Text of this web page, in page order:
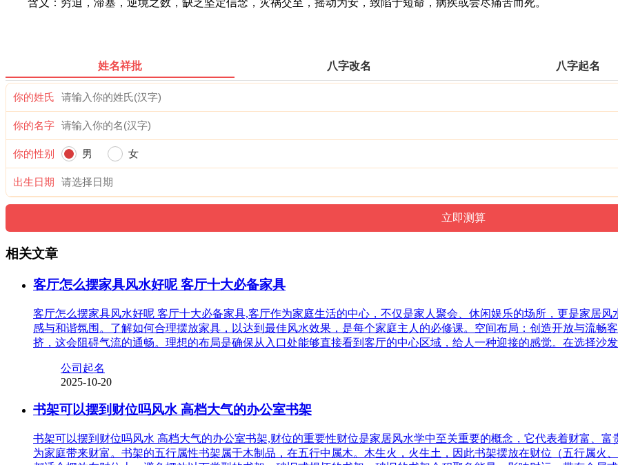
含义：穷迫，滞塞，逆境之数，缺乏坚定信念，灾祸交至，摇动为安，致陷于短命，病疾或尝尽痛苦而死。
姓名祥批 八字改名 八字起名
你的姓氏
你的名字
你的性别 男 女
出生日期
相关文章
客厅怎么摆家具风水好呢 客厅十大必备家具
客厅怎么摆家具风水好呢 客厅十大必备家具,客厅作为家庭生活的中心，不仅是家人聚会、休闲娱乐的场所，更是家居
感与和谐氛围。了解如何合理摆放家具，以达到最佳风水效果，是每个家庭主人的必修课。空间布局：创造开放与流畅
挤，这会阻碍气流的通畅。理想的布局是确保从入口处能够直接看到客厅的中心区域，给人一种迎接的感觉。在选择沙
公司起名
2025-10-20
书架可以摆到财位吗风水 高档大气的办公室书架
书架可以摆到财位吗风水 高档大气的办公室书架,财位的重要性财位是家居风水学中至关重要的概念，它代表着财富、
为家庭带来财富。书架的五行属性书架属于木制品，在五行中属木。木生火，火生土，因此书架摆放在财位（五行属火